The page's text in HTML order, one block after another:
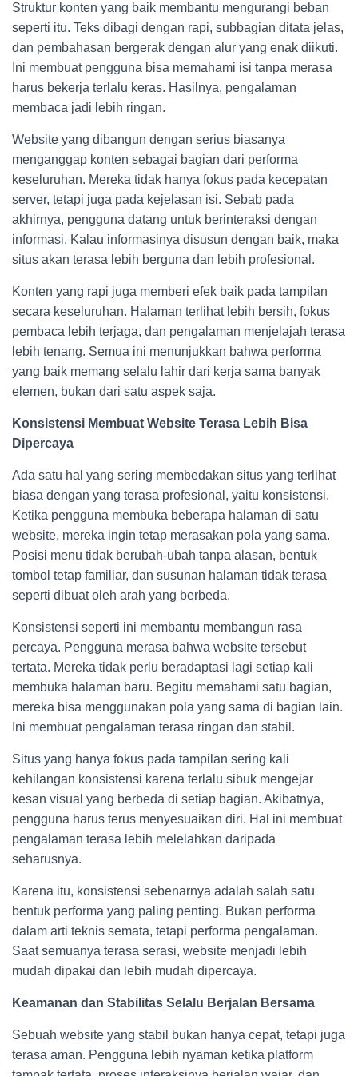
Struktur konten yang baik membantu mengurangi beban
seperti itu. Teks dibagi dengan rapi, subbagian ditata jelas,
dan pembahasan bergerak dengan alur yang enak diikuti.
Ini membuat pengguna bisa memahami isi tanpa merasa
harus bekerja terlalu keras. Hasilnya, pengalaman
membaca jadi lebih ringan.
Website yang dibangun dengan serius biasanya
menganggap konten sebagai bagian dari performa
keseluruhan. Mereka tidak hanya fokus pada kecepatan
server, tetapi juga pada kejelasan isi. Sebab pada
akhirnya, pengguna datang untuk berinteraksi dengan
informasi. Kalau informasinya disusun dengan baik, maka
situs akan terasa lebih berguna dan lebih profesional.
Konten yang rapi juga memberi efek baik pada tampilan
secara keseluruhan. Halaman terlihat lebih bersih, fokus
pembaca lebih terjaga, dan pengalaman menjelajah terasa
lebih tenang. Semua ini menunjukkan bahwa performa
yang baik memang selalu lahir dari kerja sama banyak
elemen, bukan dari satu aspek saja.
Konsistensi Membuat Website Terasa Lebih Bisa
Dipercaya
Ada satu hal yang sering membedakan situs yang terlihat
biasa dengan yang terasa profesional, yaitu konsistensi.
Ketika pengguna membuka beberapa halaman di satu
website, mereka ingin tetap merasakan pola yang sama.
Posisi menu tidak berubah-ubah tanpa alasan, bentuk
tombol tetap familiar, dan susunan halaman tidak terasa
seperti dibuat oleh arah yang berbeda.
Konsistensi seperti ini membantu membangun rasa
percaya. Pengguna merasa bahwa website tersebut
tertata. Mereka tidak perlu beradaptasi lagi setiap kali
membuka halaman baru. Begitu memahami satu bagian,
mereka bisa menggunakan pola yang sama di bagian lain.
Ini membuat pengalaman terasa ringan dan stabil.
Situs yang hanya fokus pada tampilan sering kali
kehilangan konsistensi karena terlalu sibuk mengejar
kesan visual yang berbeda di setiap bagian. Akibatnya,
pengguna harus terus menyesuaikan diri. Hal ini membuat
pengalaman terasa lebih melelahkan daripada
seharusnya.
Karena itu, konsistensi sebenarnya adalah salah satu
bentuk performa yang paling penting. Bukan performa
dalam arti teknis semata, tetapi performa pengalaman.
Saat semuanya terasa serasi, website menjadi lebih
mudah dipakai dan lebih mudah dipercaya.
Keamanan dan Stabilitas Selalu Berjalan Bersama
Sebuah website yang stabil bukan hanya cepat, tetapi juga
terasa aman. Pengguna lebih nyaman ketika platform